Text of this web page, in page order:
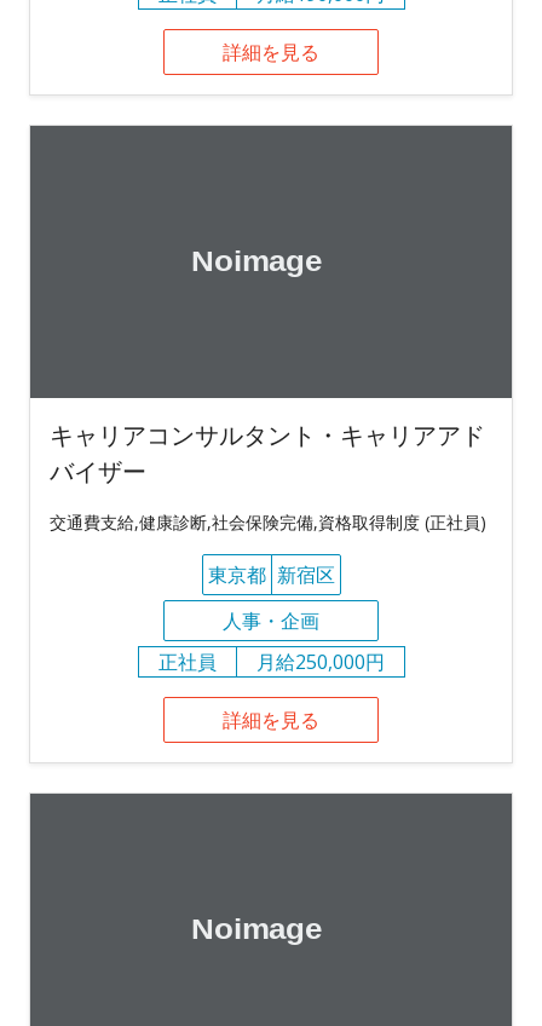
詳細を見る
キャリアコンサルタント・キャリアアド
バイザー
交通費支給,健康診断,社会保険完備,資格取得制度 (正社員)
東京都 新宿区
人事・企画
正社員
月給250,000円
詳細を見る